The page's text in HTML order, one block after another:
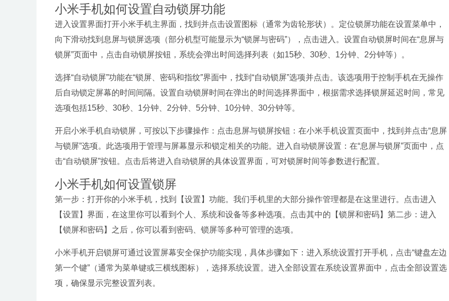
小米手机如何设置自动锁屏功能
进入设置界面打开小米手机主界面，找到并点击设置图标（通常为齿轮形状）。定位锁屏功能在设置菜单中，
向下滑动找到息屏与锁屏选项（部分机型可能显示为“锁屏与密码”），点击进入。设置自动锁屏时间在“息屏与
锁屏”页面中，点击自动锁屏按钮，系统会弹出时间选择列表（如15秒、30秒、1分钟、2分钟等）。
选择“自动锁屏”功能在“锁屏、密码和指纹”界面中，找到“自动锁屏”选项并点击。该选项用于控制手机在无操作
后自动锁定屏幕的时间间隔。设置自动锁屏时间在弹出的时间选择界面中，根据需求选择锁屏延迟时间，常见
选项包括15秒、30秒、1分钟、2分钟、5分钟、10分钟、30分钟等。
开启小米手机自动锁屏，可按以下步骤操作：点击息屏与锁屏按钮：在小米手机设置页面中，找到并点击“息屏
与锁屏”选项。此选项用于管理与屏幕显示和锁定相关的功能。进入自动锁屏设置：在“息屏与锁屏”页面中，点
击“自动锁屏”按钮。点击后将进入自动锁屏的具体设置界面，可对锁屏时间等参数进行配置。
小米手机如何设置锁屏
第一步：打开你的小米手机，找到【设置】功能。我们手机里的大部分操作管理都是在这里进行。点击进入
【设置】界面，在这里你可以看到个人、系统和设备等多种选项。点击其中的【锁屏和密码】第二步：进入
【锁屏和密码】之后，你可以看到密码、锁屏等多种可管理的选项。
小米手机开启锁屏可通过设置屏幕安全保护功能实现，具体步骤如下：进入系统设置打开手机，点击“键盘左边
第一个键”（通常为菜单键或三横线图标），选择系统设置。进入全部设置在系统设置界面中，点击全部设置选
项，确保显示完整设置列表。